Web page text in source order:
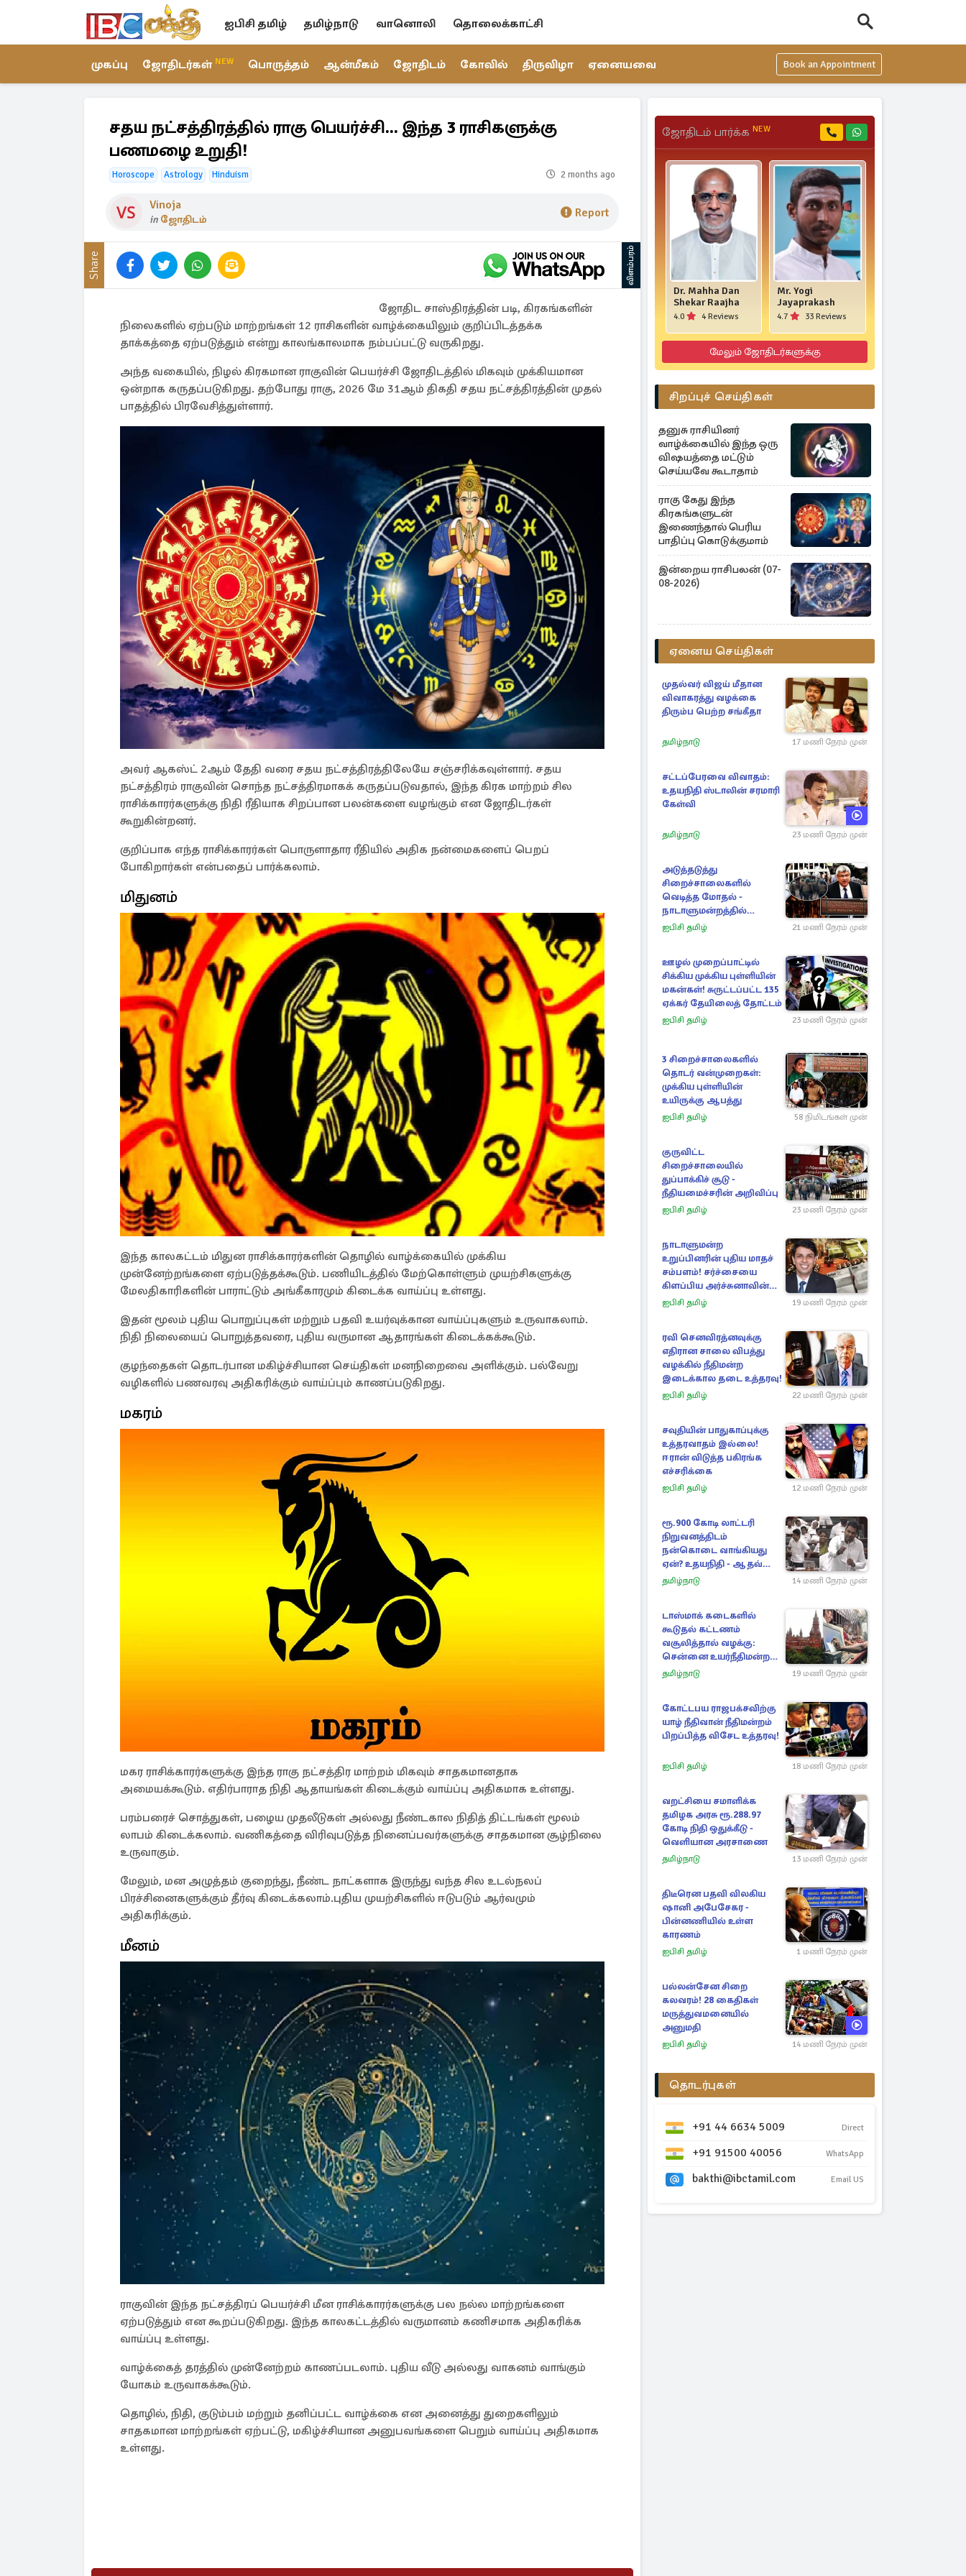
ஐபிசி தமிழ் தமிழ்நாடு வானொலி தொலைக்காட்சி
முகப்பு ஜோதிடர்கள் NEW பொருத்தம் ஆன்மீகம் ஜோதிடம் கோவில் திருவிழா ஏனையவை Book an Appointment
சதய நட்சத்திரத்தில் ராகு பெயர்ச்சி... இந்த 3 ராசிகளுக்கு
பணமழை உறுதி!
Horoscope Astrology Hinduism 2 months ago
Vinoja
in ஜோதிடம் Report
Share விளம்பரம்
ஜோதிட சாஸ்திரத்தின் படி, கிரகங்களின்
நிலைகளில் ஏற்படும் மாற்றங்கள் 12 ராசிகளின் வாழ்க்கையிலும் குறிப்பிடத்தக்க
தாக்கத்தை ஏற்படுத்தும் என்று காலங்காலமாக நம்பப்பட்டு வருகிறது.
அந்த வகையில், நிழல் கிரகமான ராகுவின் பெயர்ச்சி ஜோதிடத்தில் மிகவும் முக்கியமான
ஒன்றாக கருதப்படுகிறது. தற்போது ராகு, 2026 மே 31ஆம் திகதி சதய நட்சத்திரத்தின் முதல்
பாதத்தில் பிரவேசித்துள்ளார்.
அவர் ஆகஸ்ட் 2ஆம் தேதி வரை சதய நட்சத்திரத்திலேயே சஞ்சரிக்கவுள்ளார். சதய
நட்சத்திரம் ராகுவின் சொந்த நட்சத்திரமாகக் கருதப்படுவதால், இந்த கிரக மாற்றம் சில
ராசிக்காரர்களுக்கு நிதி ரீதியாக சிறப்பான பலன்களை வழங்கும் என ஜோதிடர்கள்
கூறுகின்றனர்.
குறிப்பாக எந்த ராசிக்காரர்கள் பொருளாதார ரீதியில் அதிக நன்மைகளைப் பெறப்
போகிறார்கள் என்பதைப் பார்க்கலாம்.
மிதுனம்
இந்த காலகட்டம் மிதுன ராசிக்காரர்களின் தொழில் வாழ்க்கையில் முக்கிய
முன்னேற்றங்களை ஏற்படுத்தக்கூடும். பணியிடத்தில் மேற்கொள்ளும் முயற்சிகளுக்கு
மேலதிகாரிகளின் பாராட்டும் அங்கீகாரமும் கிடைக்க வாய்ப்பு உள்ளது.
இதன் மூலம் புதிய பொறுப்புகள் மற்றும் பதவி உயர்வுக்கான வாய்ப்புகளும் உருவாகலாம்.
நிதி நிலையைப் பொறுத்தவரை, புதிய வருமான ஆதாரங்கள் கிடைக்கக்கூடும்.
குழந்தைகள் தொடர்பான மகிழ்ச்சியான செய்திகள் மனநிறைவை அளிக்கும். பல்வேறு
வழிகளில் பணவரவு அதிகரிக்கும் வாய்ப்பும் காணப்படுகிறது.
மகரம்
மகர ராசிக்காரர்களுக்கு இந்த ராகு நட்சத்திர மாற்றம் மிகவும் சாதகமானதாக
அமையக்கூடும். எதிர்பாராத நிதி ஆதாயங்கள் கிடைக்கும் வாய்ப்பு அதிகமாக உள்ளது.
பரம்பரைச் சொத்துகள், பழைய முதலீடுகள் அல்லது நீண்டகால நிதித் திட்டங்கள் மூலம்
லாபம் கிடைக்கலாம். வணிகத்தை விரிவுபடுத்த நினைப்பவர்களுக்கு சாதகமான சூழ்நிலை
உருவாகும்.
மேலும், மன அழுத்தம் குறைந்து, நீண்ட நாட்களாக இருந்து வந்த சில உடல்நலப்
பிரச்சினைகளுக்கும் தீர்வு கிடைக்கலாம்.புதிய முயற்சிகளில் ஈடுபடும் ஆர்வமும்
அதிகரிக்கும்.
மீனம்
ராகுவின் இந்த நட்சத்திரப் பெயர்ச்சி மீன ராசிக்காரர்களுக்கு பல நல்ல மாற்றங்களை
ஏற்படுத்தும் என கூறப்படுகிறது. இந்த காலகட்டத்தில் வருமானம் கணிசமாக அதிகரிக்க
வாய்ப்பு உள்ளது.
வாழ்க்கைத் தரத்தில் முன்னேற்றம் காணப்படலாம். புதிய வீடு அல்லது வாகனம் வாங்கும்
யோகம் உருவாகக்கூடும்.
தொழில், நிதி, குடும்பம் மற்றும் தனிப்பட்ட வாழ்க்கை என அனைத்து துறைகளிலும்
சாதகமான மாற்றங்கள் ஏற்பட்டு, மகிழ்ச்சியான அனுபவங்களை பெறும் வாய்ப்பு அதிகமாக
உள்ளது.
ஜோதிடம் பார்க்க NEW
Dr. Mahha Dan
Shekar Raajha
4.0 4 Reviews
Mr. Yogi
Jayaprakash
4.7 33 Reviews
மேலும் ஜோதிடர்களுக்கு
சிறப்புச் செய்திகள்
தனுசு ராசியினர்
வாழ்க்கையில் இந்த ஒரு
விஷயத்தை மட்டும்
செய்யவே கூடாதாம்
ராகு கேது இந்த
கிரகங்களுடன்
இணைந்தால் பெரிய
பாதிப்பு கொடுக்குமாம்
இன்றைய ராசிபலன் (07-
08-2026)
ஏனைய செய்திகள்
முதல்வர் விஜய் மீதான
விவாகரத்து வழக்கை
திரும்ப பெற்ற சங்கீதா
தமிழ்நாடு 17 மணி நேரம் முன்
சட்டப்பேரவை விவாதம்:
உதயநிதி ஸ்டாலின் சரமாரி
கேள்வி
தமிழ்நாடு 23 மணி நேரம் முன்
அடுத்தடுத்து
சிறைச்சாலைகளில்
வெடித்த மோதல் -
நாடாளுமன்றத்தில்
சலசலப்பு: அரசுக்கு
ஐபிசி தமிழ் 21 மணி நேரம் முன்
ஊழல் முறைப்பாட்டில்
சிக்கிய முக்கிய புள்ளியின்
மகன்கள்! சுருட்டப்பட்ட 135
ஏக்கர் தேயிலைத் தோட்டம்
ஐபிசி தமிழ் 23 மணி நேரம் முன்
3 சிறைச்சாலைகளில்
தொடர் வன்முறைகள்:
முக்கிய புள்ளியின்
உயிருக்கு ஆபத்து
ஐபிசி தமிழ் 58 நிமிடங்கள் முன்
குருவிட்ட
சிறைச்சாலையில்
துப்பாக்கிச் சூடு -
நீதியமைச்சரின் அறிவிப்பு
ஐபிசி தமிழ் 23 மணி நேரம் முன்
நாடாளுமன்ற
உறுப்பினரின் புதிய மாதச்
சம்பளம்! சர்ச்சையை
கிளப்பிய அர்ச்சுனாவின்
அறிக்கை
ஐபிசி தமிழ் 19 மணி நேரம் முன்
ரவி செனவிரத்னவுக்கு
எதிரான சாலை விபத்து
வழக்கில் நீதிமன்ற
இடைக்கால தடை உத்தரவு!
ஐபிசி தமிழ் 22 மணி நேரம் முன்
சவுதியின் பாதுகாப்புக்கு
உத்தரவாதம் இல்லை!
ஈரான் விடுத்த பகிரங்க
எச்சரிக்கை
ஐபிசி தமிழ் 12 மணி நேரம் முன்
ரூ.900 கோடி லாட்டரி
நிறுவனத்திடம்
நன்கொடை வாங்கியது
ஏன்? உதயநிதி - ஆதவ்
விவாதம்
தமிழ்நாடு 14 மணி நேரம் முன்
டாஸ்மாக் கடைகளில்
கூடுதல் கட்டணம்
வசூலித்தால் வழக்கு:
சென்னை உயர்நீதிமன்றம்
உத்தரவு
தமிழ்நாடு 19 மணி நேரம் முன்
கோட்டபய ராஜபக்சவிற்கு
யாழ் நீதிவான் நீதிமன்றம்
பிறப்பித்த விசேட உத்தரவு!
ஐபிசி தமிழ் 18 மணி நேரம் முன்
வறட்சியை சமாளிக்க
தமிழக அரசு ரூ.288.97
கோடி நிதி ஒதுக்கீடு -
வெளியான அரசாணை
தமிழ்நாடு 13 மணி நேரம் முன்
திடீரென பதவி விலகிய
ஷானி அபேசேகர -
பின்னணியில் உள்ள
காரணம்
ஐபிசி தமிழ் 1 மணி நேரம் முன்
பல்லன்சேன சிறை
கலவரம்! 28 கைதிகள்
மருத்துவமனையில்
அனுமதி
ஐபிசி தமிழ் 14 மணி நேரம் முன்
தொடர்புகள்
+91 44 6634 5009 Direct
+91 91500 40056 WhatsApp
bakthi@ibctamil.com Email US